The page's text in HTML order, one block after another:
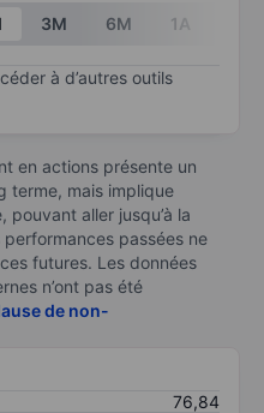
3M 6M 1A
à d’autres outils
en actions présente un
terme, mais implique
aller jusqu’à la
passées ne
futures. Les données
n’ont pas été
de non-
76,84